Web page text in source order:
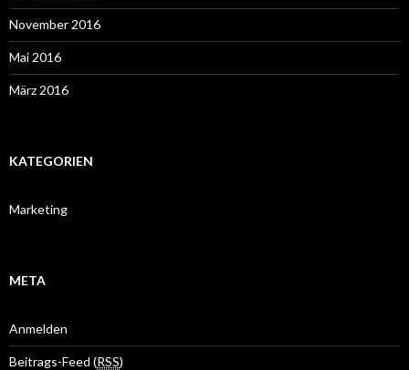
November 2016
Mai 2016
März 2016
KATEGORIEN
Marketing
META
Anmelden
Beitrags-Feed (RSS)